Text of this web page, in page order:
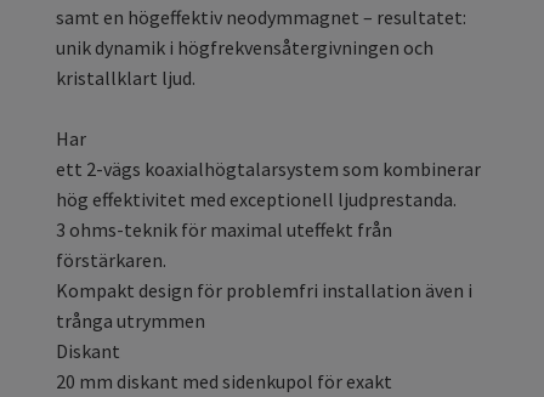
samt en högeffektiv neodymmagnet – resultatet:
unik dynamik i högfrekvensåtergivningen och
kristallklart ljud.
Har
ett 2-vägs koaxialhögtalarsystem som kombinerar
hög effektivitet med exceptionell ljudprestanda.
3 ohms-teknik för maximal uteffekt från
förstärkaren.
Kompakt design för problemfri installation även i
trånga utrymmen
Diskant
20 mm diskant med sidenkupol för exakt